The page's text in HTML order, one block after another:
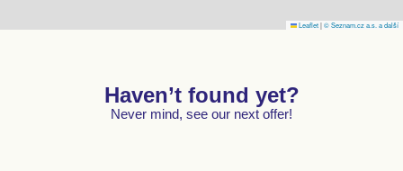
Leaflet|© Seznam.cz a.s. a další
Haven’t found yet?
Never mind, see our next offer!